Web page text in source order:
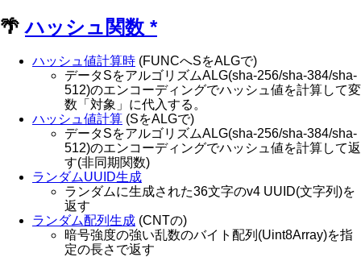
🌴ハッシュ関数 *
ハッシュ値計算時 (FUNCへSをALGで)
データSをアルゴリズムALG(sha-256/sha-384/sha-
512)のエンコーディングでハッシュ値を計算して変
数「対象」に代入する。
ハッシュ値計算 (SをALGで)
データSをアルゴリズムALG(sha-256/sha-384/sha-
512)のエンコーディングでハッシュ値を計算して返
す(非同期関数)
ランダムUUID生成
ランダムに生成された36文字のv4 UUID(文字列)を
返す
ランダム配列生成 (CNTの)
暗号強度の強い乱数のバイト配列(Uint8Array)を指
定の長さで返す